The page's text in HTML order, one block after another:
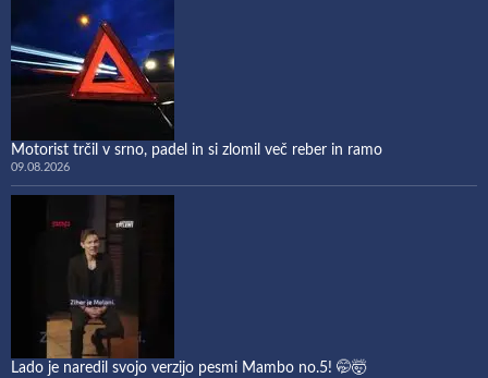
Motorist trčil v srno, padel in si zlomil več reber in ramo
09.08.2026
Lado je naredil svojo verzijo pesmi Mambo no.5! 🤭🤯